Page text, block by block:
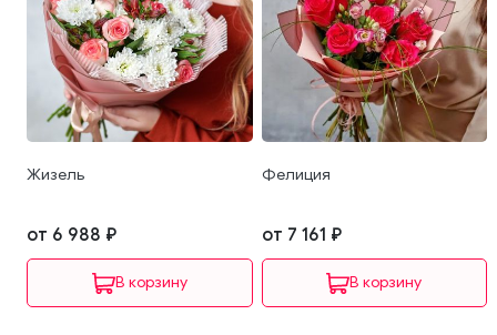
Жизель
от 6 988 ₽
В корзину
Фелиция
от 7 161 ₽
В корзину